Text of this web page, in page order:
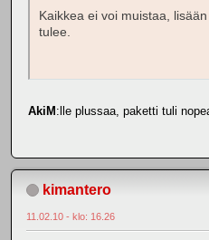
Kaikkea ei voi muistaa,
tulee.
AkiM :lle plussaa, paketti tuli
kimantero
11.02.10 - klo: 16.26